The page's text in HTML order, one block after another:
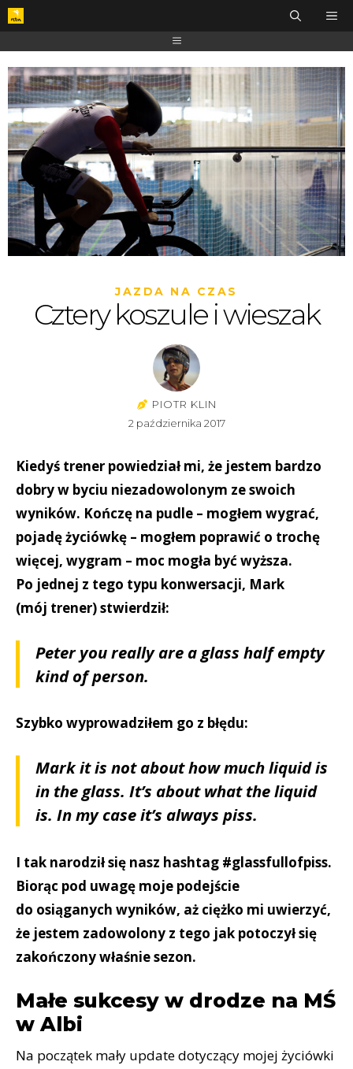
JAZDA NA CZAS
Cztery koszule i wieszak
PIOTR KLIN
2 października 2017
Kiedyś trener powiedział mi, że jestem bardzo
dobry w byciu niezadowolonym ze swoich
wyników. Kończę na pudle – mogłem wygrać,
pojadę życiówkę – mogłem poprawić o trochę
więcej, wygram – moc mogła być wyższa.
Po jednej z tego typu konwersacji, Mark
(mój trener) stwierdził:
Peter you really are a glass half empty
kind of person.
Szybko wyprowadziłem go z błędu:
Mark it is not about how much liquid is
in the glass. It’s about what the liquid
is. In my case it’s always piss.
I tak narodził się nasz hashtag #glassfullofpiss.
Biorąc pod uwagę moje podejście
do osiąganych wyników, aż ciężko mi uwierzyć,
że jestem zadowolony z tego jak potoczył się
zakończony właśnie sezon.
Małe sukcesy w drodze na MŚ
w Albi
Na początek mały update dotyczący mojej życiówki